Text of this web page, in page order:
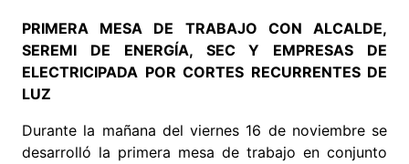
PRIMERA MESA DE TRABAJO CON ALCALDE,
SEREMI DE ENERGÍA, SEC Y EMPRESAS DE
ELECTRICIPADA POR CORTES RECURRENTES DE
LUZ
Durante la mañana del viernes 16 de noviembre se
desarrolló la primera mesa de trabajo en conjunto